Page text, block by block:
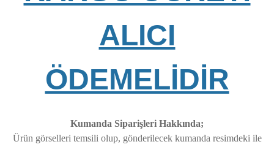
ALICI
ÖDEMELİDİR
Kumanda Siparişleri Hakkında;
Ürün görselleri temsili olup, gönderilecek kumanda resimdeki ile